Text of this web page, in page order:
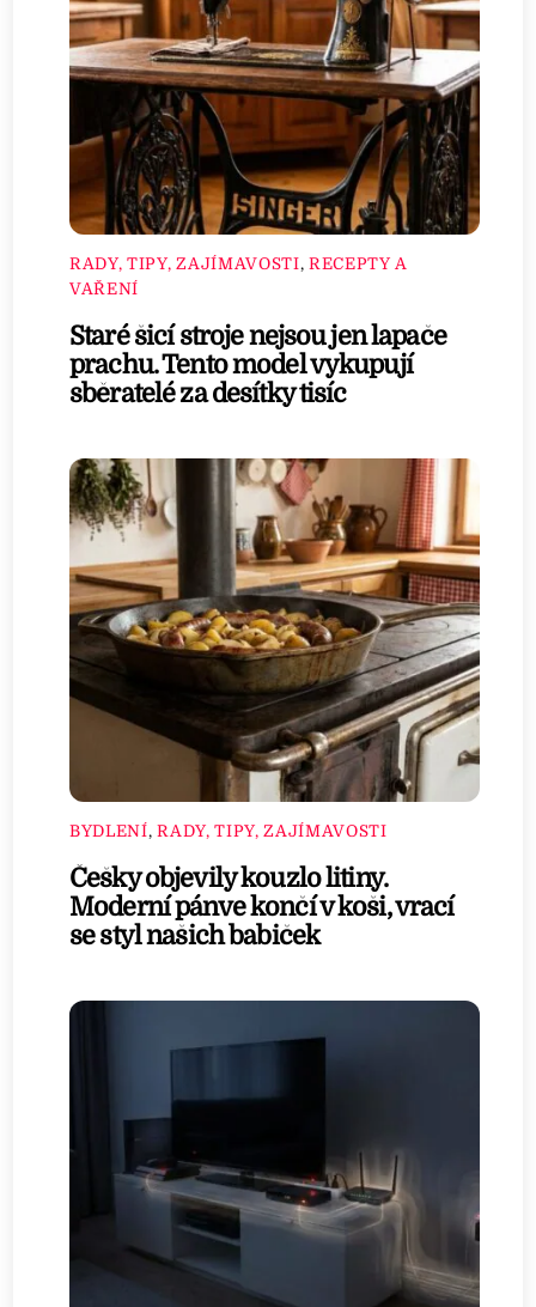
RADY, TIPY, ZAJÍMAVOSTI, RECEPTY A
VAŘENÍ
Staré šicí stroje nejsou jen lapače
prachu. Tento model vykupují
sběratelé za desítky tisíc
BYDLENÍ,RADY, TIPY, ZAJÍMAVOSTI
Češky objevily kouzlo litiny.
Moderní pánve končí v koši, vrací
se styl našich babiček